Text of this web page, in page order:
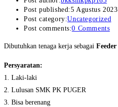
Post published:5 Agustus 2023
Post category:Uncategorized
Post comments:0 Comments
Dibutuhkan tenaga kerja sebagai Feeder
Persyaratan:
1. Laki-laki
2. Lulusan SMK PK PUGER
3. Bisa berenang